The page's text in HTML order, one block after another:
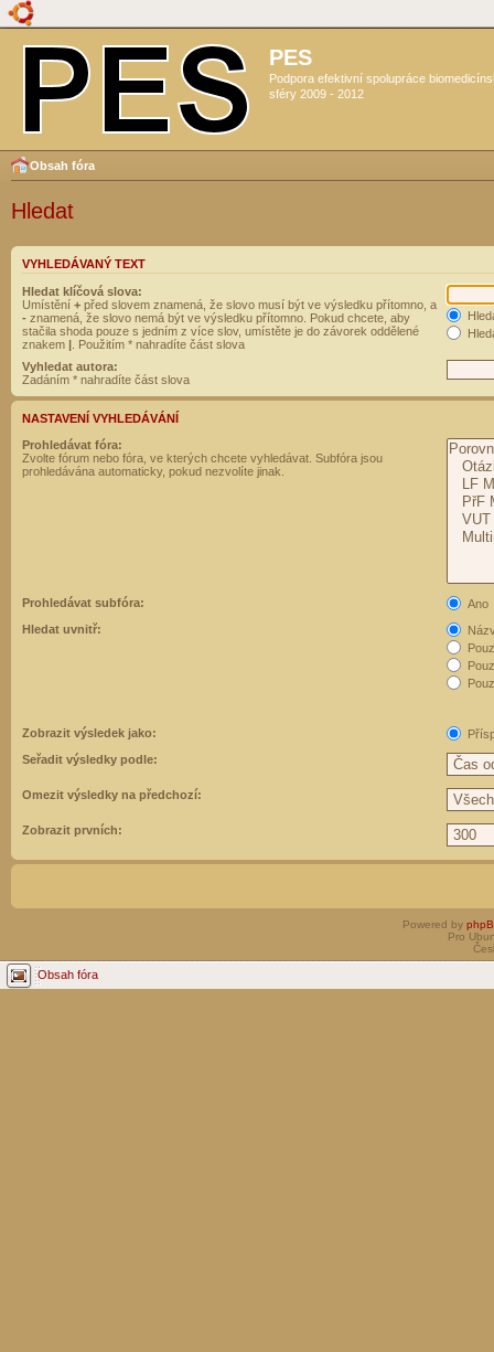
PES
Podpora efektivní spolupráce
sféry 2009 - 2012
Obsah fóra
Hledat
VYHLEDÁVANÝ TEXT
Hledat klíčová slova:
Umístění + před slovem znamená, že slovo musí být ve výsledku přítomno, a
- znamená, že slovo nemá být ve výsledku přítomno. Pokud chcete, aby
stačila shoda pouze s jedním z více slov, umístěte je do závorek oddělené
znakem | . Použitím * nahradíte část slova
Vyhledat autora:
Zadáním * nahradíte část slova
NASTAVENÍ VYHLEDÁVÁNÍ
Prohledávat fóra:
Zvolte fórum nebo fóra, ve kterých chcete vyhledávat. Subfóra jsou
prohledávána automaticky, pokud nezvolíte jinak.
Prohledávat subfóra:
Ano
Hledat uvnitř:
Zobrazit výsledek jako:
Seřadit výsledky podle:
Omezit výsledky na předchozí:
Zobrazit prvních:
Powered by
Pro
Obsah fóra